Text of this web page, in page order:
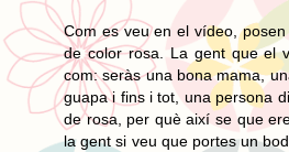
Com es veu en el vídeo,
de color rosa. La gent que el
com: seràs una bona mama,
guapa i fins i tot, una persona
de rosa, per què així se que
la gent si veu que portes un